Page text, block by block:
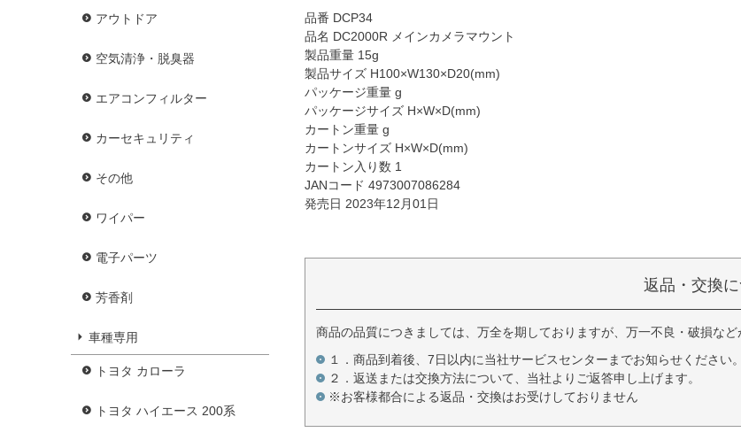
アウトドア
空気清浄・脱臭器
エアコンフィルター
カーセキュリティ
その他
ワイパー
電子パーツ
芳香剤
車種専用
トヨタ カローラ
トヨタ ハイエース 200系
品番 DCP34
品名 DC2000R メインカメラマウント
製品重量 15g
製品サイズ H100×W130×D20(mm)
パッケージ重量 g
パッケージサイズ H×W×D(mm)
カートン重量 g
カートンサイズ H×W×D(mm)
カートン入り数 1
JANコード 4973007086284
発売日 2023年12月01日
返品・交換
商品の品質につきましては、万全を期しておりますが、万一不良・破損な
１．商品到着後、7日以内に当社サービスセンターまでお知らせください。
２．返送または交換方法について、当社よりご返答申し上げます。
※お客様都合による返品・交換はお受けしておりません